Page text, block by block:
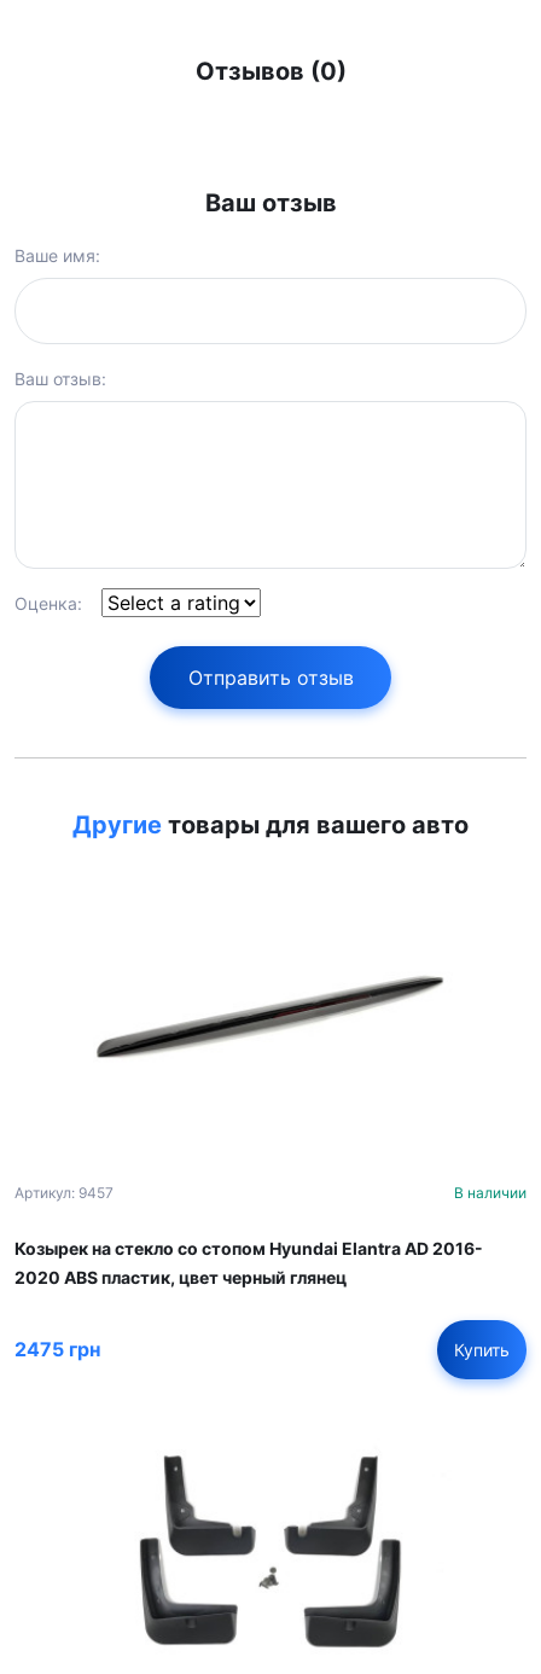
Отзывов (0)
Ваш отзыв
Ваше имя:
Ваш отзыв:
Оценка:
Отправить отзыв
Другие товары для вашего авто
Артикул: 9457 В наличии
Козырек на стекло со стопом Hyundai Elantra AD 2016-
2020 ABS пластик, цвет черный глянец
2475 грн Купить